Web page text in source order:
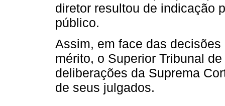
diretor resultou de indicação
público.
Assim, em face das
mérito, o Superior Tribunal
deliberações da Suprema
de seus julgados.